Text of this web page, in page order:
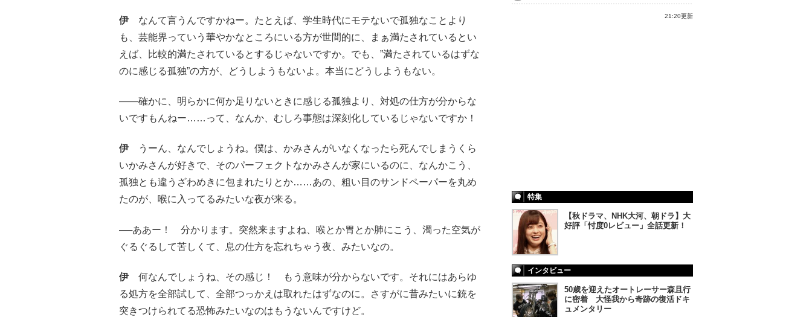
伊 なんて言うんですかねー。たとえば、学生時代にモテないで孤独なことより
も、芸能界っていう華やかなところにいる方が世間的に、まぁ満たされているとい
えば、比較的満たされているとするじゃないですか。でも、”満たされているはずな
のに感じる孤独”の方が、どうしようもないよ。本当にどうしようもない。
――確かに、明らかに何か足りないときに感じる孤独より、対処の仕方が分からな
いですもんねー……って、なんか、むしろ事態は深刻化しているじゃないですか！
伊 うーん、なんでしょうね。僕は、かみさんがいなくなったら死んでしまうくら
いかみさんが好きで、そのパーフェクトなかみさんが家にいるのに、なんかこう、
孤独とも違うざわめきに包まれたりとか……あの、粗い目のサンドペーパーを丸め
たのが、喉に入ってるみたいな夜が来る。
──ああー！ 分かります。突然来ますよね、喉とか胃とか肺にこう、濁った空気が
ぐるぐるして苦しくて、息の仕方を忘れちゃう夜、みたいなの。
伊 何なんでしょうね、その感じ！ もう意味が分からないです。それにはあらゆ
る処方を全部試して、全部つっかえは取れたはずなのに。さすがに昔みたいに銃を
突きつけられてる恐怖みたいなのはもうないんですけど。
21:20更新
特集
【秋ドラマ、NHK大河、朝ドラ】大
好評「忖度0レビュー」全話更新！
インタビュー
50歳を迎えたオートレーサー森且行
に密着 大怪我から奇跡の復活ドキ
ュメンタリー